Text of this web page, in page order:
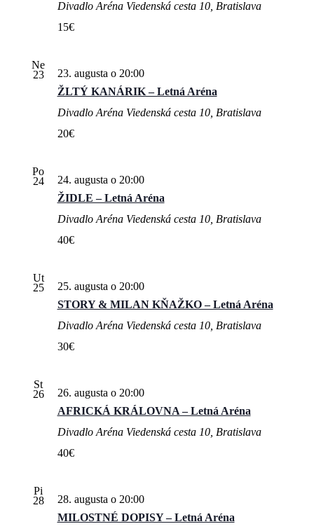
Divadlo Aréna Viedenská cesta 10, Bratislava
15€
Ne
23
ŽLTÝ KANÁRIK – Letná Aréna
23. augusta o 20:00
Divadlo Aréna Viedenská cesta 10, Bratislava
20€
Po
24
ŽIDLE – Letná Aréna
24. augusta o 20:00
Divadlo Aréna Viedenská cesta 10, Bratislava
40€
Ut
25
STORY & MILAN KŇAŽKO – Letná Aréna
25. augusta o 20:00
Divadlo Aréna Viedenská cesta 10, Bratislava
30€
St
26
AFRICKÁ KRÁLOVNA – Letná Aréna
26. augusta o 20:00
Divadlo Aréna Viedenská cesta 10, Bratislava
40€
Pi
28
MILOSTNÉ DOPISY – Letná Aréna
28. augusta o 20:00